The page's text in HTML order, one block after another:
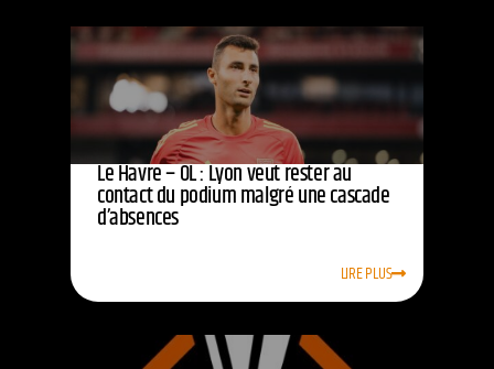
Le Havre – OL : Lyon veut rester au
contact du podium malgré une cascade
d’absences
LIRE PLUS